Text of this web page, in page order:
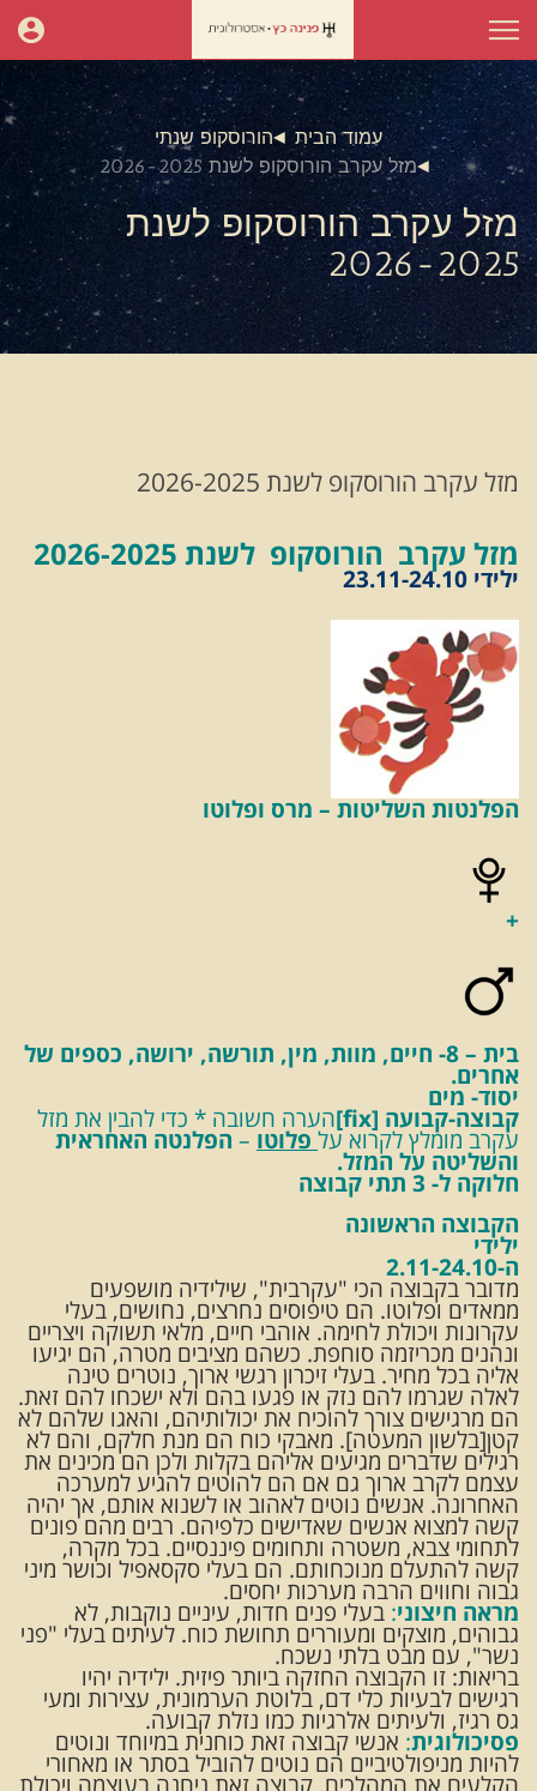
עמוד הבית
הורוסקופ שנתי
מזל עקרב הורוסקופ לשנת 2026-2025
מזל עקרב הורוסקופ לשנת
2026-2025
מזל עקרב הורוסקופ לשנת 2026-2025
מזל עקרב הורוסקופ לשנת 2026-2025
ילידי 23.11-24.10
הפלנטות השליטות – מרס ופלוטו
+
בית – 8- חיים, מוות, מין, תורשה, ירושה, כספים של
אחרים.
יסוד- מים
קבוצה-קבועה [fix] הערה חשובה * כדי להבין את מזל
עקרב מומלץ לקרוא על פלוטו – הפלנטה האחראית
והשליטה על המזל.
חלוקה ל- 3 תתי קבוצה
הקבוצה הראשונה
ילידי
ה-2.11-24.10
מדובר בקבוצה הכי "עקרבית", שילידיה מושפעים
ממאדים ופלוטו. הם טיפוסים נחרצים, נחושים, בעלי
עקרונות ויכולת לחימה. אוהבי חיים, מלאי תשוקה ויצריים
ונהנים מכריזמה סוחפת. כשהם מציבים מטרה, הם יגיעו
אליה בכל מחיר. בעלי זיכרון רגשי ארוך, נוטרים טינה
לאלה שגרמו להם נזק או פגעו בהם ולא ישכחו להם זאת.
הם מרגישים צורך להוכיח את יכולותיהם, והאגו שלהם לא
קטן[בלשון המעטה]. מאבקי כוח הם מנת חלקם, והם לא
רגילים שדברים מגיעים אליהם בקלות ולכן הם מכינים את
עצמם לקרב ארוך גם אם הם להוטים להגיע למערכה
האחרונה. אנשים נוטים לאהוב או לשנוא אותם, אך יהיה
קשה למצוא אנשים שאדישים כלפיהם. רבים מהם פונים
לתחומי צבא, משטרה ותחומים פיננסיים. בכל מקרה,
קשה להתעלם מנוכחותם. הם בעלי סקסאפיל וכושר מיני
גבוה וחווים הרבה מערכות יחסים.
מראה חיצוני: בעלי פנים חדות, עיניים נוקבות, לא
גבוהים, מוצקים ומעוררים תחושת כוח. לעיתים בעלי "פני
נשר", עם מבט בלתי נשכח.
בריאות: זו הקבוצה החזקה ביותר פיזית. ילידיה יהיו
רגישים לבעיות כלי דם, בלוטת הערמונית, עצירות ומעי
גס רגיז, ולעיתים אלרגיות כמו נזלת קבועה.
פסיכולוגית: אנשי קבוצה זאת כוחנית במיוחד ונוטים
להיות מניפולטיביים הם נוטים להוביל בסתר או מאחורי
הקלעים את המהלכים. קבוצה זאת ניחנה בעוצמה ויכולת